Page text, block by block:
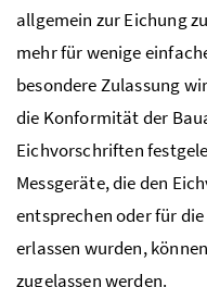
allgemein zur Eichung
mehr für wenige
besondere Zulassung
die Konformität der
Eichvorschriften
Messgeräte, die den
entsprechen oder für
erlassen wurden,
zugelassen werden.